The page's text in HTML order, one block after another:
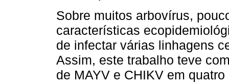
Sobre muitos arbovírus,
características
de infectar várias linhagens
Assim, este trabalho teve
de MAYV e CHIKV em